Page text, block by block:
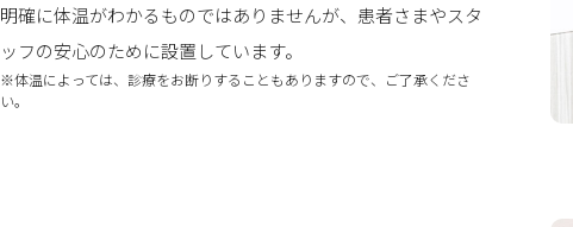
明確に体温がわかるものではありませんが、患者さまやスタ
ッフの安心のために設置しています。
※体温によっては、診療をお断りすることもありますので、ご了承くださ
い。